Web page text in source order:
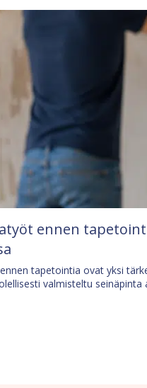
ennen
tapetointia ovat yksi
valmisteltu